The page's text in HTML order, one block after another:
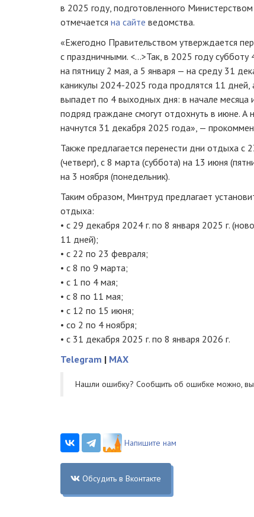
в 2025 году, подготовленного
отмечается на сайте ведомства.
«Ежегодно Правительством утверждается
с праздничными. <...>Так, в 2025 году субботу
на пятницу 2 мая, а 5 января — на среду 31
каникулы 2024-2025 года продлятся 11 дней,
выпадет по 4 выходных дня: в начале
подряд граждане смогут отдохнуть в июне. А
начнутся 31 декабря 2025 года», —
Также предлагается перенести дни отдыха с
(четверг), с 8 марта (суббота) на 13 июня
на 3 ноября (понедельник).
Таким образом, Минтруд предлагает
отдыха:
• с 29 декабря 2024 г. по 8 января 2025 г.
11 дней);
• с 22 по 23 февраля;
• с 8 по 9 марта;
• с 1 по 4 мая;
• с 8 по 11 мая;
• с 12 по 15 июня;
• со 2 по 4 ноября;
• с 31 декабря 2025 г. по 8 января 2026 г.
Telegram | MAX
Нашли ошибку? Cообщить об ошибке можно,
Напишите нам
Обсудить в Вконтакте